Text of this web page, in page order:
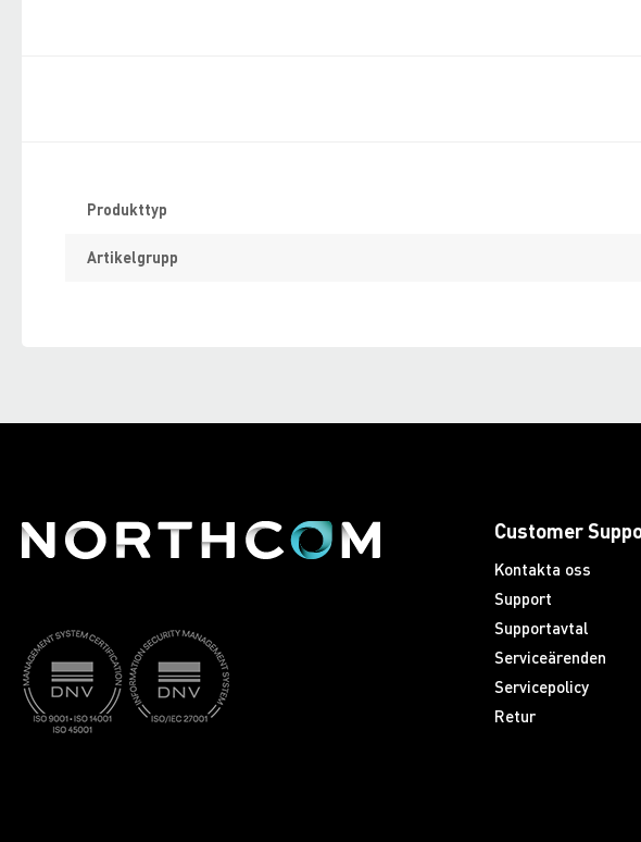
Produkttyp
Artikelgrupp
Customer
Kontakta oss
Support
Supportavtal
Serviceärenden
Servicepolicy
Retur